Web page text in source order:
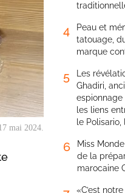
mai 2024.
4
Peau et
tatouage,
marque
5
Les
Ghadiri,
espionnage
les liens
le
6
Miss
de la
marocaine
«C’est